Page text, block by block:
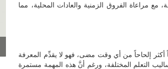
مراعاة الفروق الزمنية والعادات المحلية، مما
إلحاحاً من أي وقت مضى، فهو لا يقدِّم المعرفة
التعلم المختلفة، ورغم أنَّ هذه المهمة مستمرة